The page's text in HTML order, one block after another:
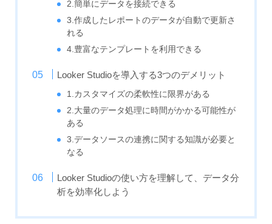
2.簡単にデータを接続できる
3.作成したレポートのデータが自動で更新さ
れる
4.豊富なテンプレートを利用できる
Looker Studioを導入する3つのデメリット
1.カスタマイズの柔軟性に限界がある
2.大量のデータ処理に時間がかかる可能性が
ある
3.データソースの連携に関する知識が必要と
なる
Looker Studioの使い方を理解して、データ分
析を効率化しよう